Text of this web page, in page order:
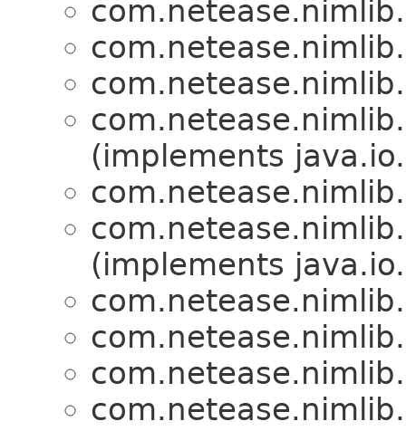
(implements
(implements